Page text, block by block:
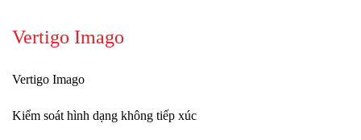
Vertigo Imago
Vertigo Imago
Kiểm soát hình dạng không tiếp xúc